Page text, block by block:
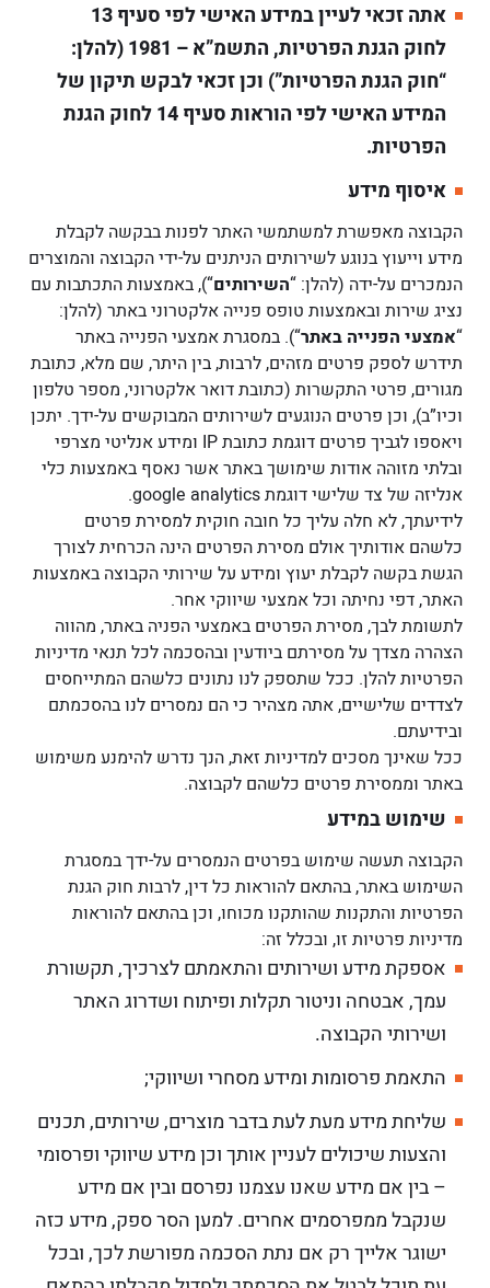
אתה זכאי לעיין במידע האישי לפי סעיף 13
לחוק הגנת הפרטיות, התשמ”א – 1981 (להלן:
“חוק הגנת הפרטיות”) וכן זכאי לבקש תיקון של
המידע האישי לפי הוראות סעיף 14 לחוק הגנת
הפרטיות.
איסוף מידע
הקבוצה מאפשרת למשתמשי האתר לפנות בבקשה לקבלת
מידע וייעוץ בנוגע לשירותים הניתנים על-ידי הקבוצה והמוצרים
הנמכרים על-ידה (להלן: “השירותים“), באמצעות התכתבות עם
נציג שירות ובאמצעות טופס פנייה אלקטרוני באתר (להלן:
“אמצעי הפנייה באתר“). במסגרת אמצעי הפנייה באתר
תידרש לספק פרטים מזהים, לרבות, בין היתר, שם מלא, כתובת
מגורים, פרטי התקשרות (כתובת דואר אלקטרוני, מספר טלפון
וכיו”ב), וכן פרטים הנוגעים לשירותים המבוקשים על-ידך. יתכן
ויאספו לגביך פרטים דוגמת כתובת IP ומידע אנליטי מצרפי
ובלתי מזוהה אודות שימושך באתר אשר נאסף באמצעות כלי
אנליזה של צד שלישי דוגמת google analytics.
לידיעתך, לא חלה עליך כל חובה חוקית למסירת פרטים
כלשהם אודותיך אולם מסירת הפרטים הינה הכרחית לצורך
הגשת בקשה לקבלת יעוץ ומידע על שירותי הקבוצה באמצעות
האתר, דפי נחיתה וכל אמצעי שיווקי אחר.
לתשומת לבך, מסירת הפרטים באמצעי הפניה באתר, מהווה
הצהרה מצדך על מסירתם ביודעין ובהסכמה לכל תנאי מדיניות
הפרטיות להלן. ככל שתספק לנו נתונים כלשהם המתייחסים
לצדדים שלישיים, אתה מצהיר כי הם נמסרים לנו בהסכמתם
ובידיעתם.
ככל שאינך מסכים למדיניות זאת, הנך נדרש להימנע משימוש
באתר וממסירת פרטים כלשהם לקבוצה.
שימוש במידע
הקבוצה תעשה שימוש בפרטים הנמסרים על-ידך במסגרת
השימוש באתר, בהתאם להוראות כל דין, לרבות חוק הגנת
הפרטיות והתקנות שהותקנו מכוחו, וכן בהתאם להוראות
מדיניות פרטיות זו, ובכלל זה:
אספקת מידע ושירותים והתאמתם לצרכיך, תקשורת
עמך, אבטחה וניטור תקלות ופיתוח ושדרוג האתר
ושירותי הקבוצה.
התאמת פרסומות ומידע מסחרי ושיווקי;
שליחת מידע מעת לעת בדבר מוצרים, שירותים, תכנים
והצעות שיכולים לעניין אותך וכן מידע שיווקי ופרסומי
– בין אם מידע שאנו עצמנו נפרסם ובין אם מידע
שנקבל ממפרסמים אחרים. למען הסר ספק, מידע כזה
ישוגר אלייך רק אם נתת הסכמה מפורשת לכך, ובכל